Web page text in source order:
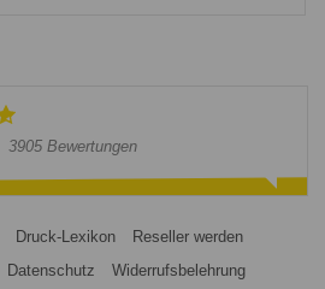
3905 Bewertungen
Druck-Lexikon
Reseller werden
Datenschutz
Widerrufsbelehrung